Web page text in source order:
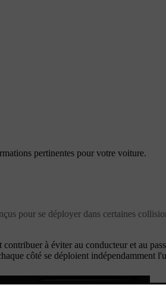
pertinentes pour votre voiture.
pour se déployer dans certaines
à éviter au conducteur et au
côté se déploient indépendamment